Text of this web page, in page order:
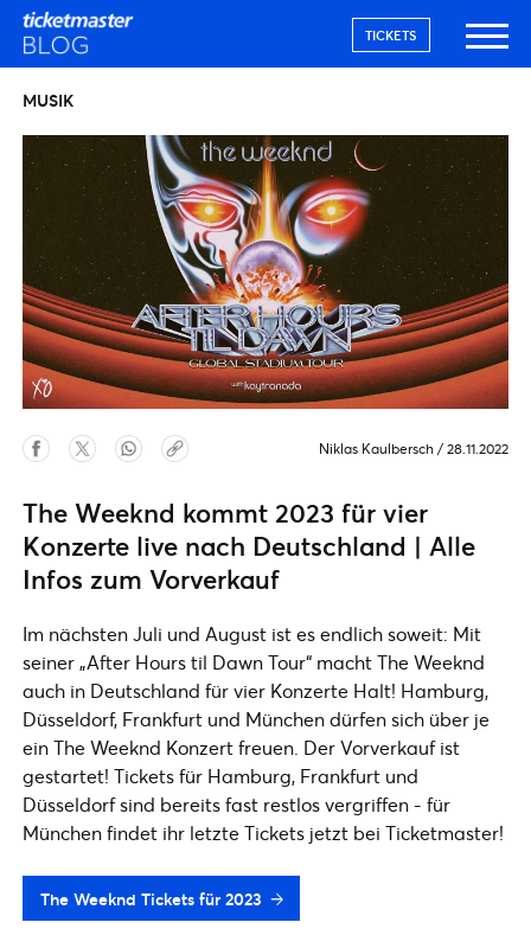
TICKETS
MUSIK
Niklas Kaulbersch / 28.11.2022
The Weeknd kommt 2023 für vier
Konzerte live nach Deutschland | Alle
Infos zum Vorverkauf
Im nächsten Juli und August ist es endlich soweit: Mit
seiner „After Hours til Dawn Tour“ macht The Weeknd
auch in Deutschland für vier Konzerte Halt! Hamburg,
Düsseldorf, Frankfurt und München dürfen sich über je
ein The Weeknd Konzert freuen. Der Vorverkauf ist
gestartet! Tickets für Hamburg, Frankfurt und
Düsseldorf sind bereits fast restlos vergriffen - für
München findet ihr letzte Tickets jetzt bei Ticketmaster!
The Weeknd Tickets für 2023